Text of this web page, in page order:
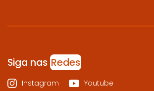
Siga nas Redes
Instagram Youtube